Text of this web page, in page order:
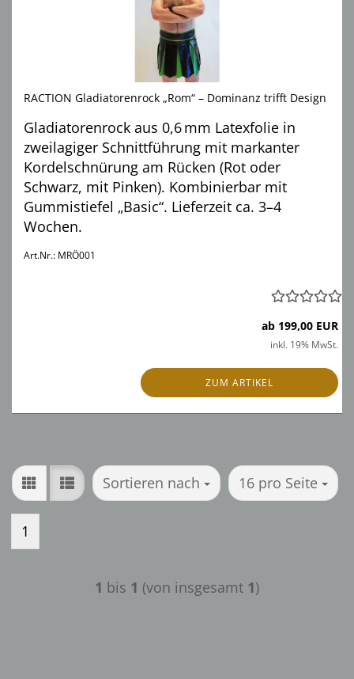
RACTION Gladiatorenrock „Rom“ – Dominanz trifft Design
Gladiatorenrock aus 0,6 mm Latexfolie in
zweilagiger Schnittführung mit markanter
Kordelschnürung am Rücken (Rot oder
Schwarz, mit Pinken). Kombinierbar mit
Gummistiefel „Basic“. Lieferzeit ca. 3–4
Wochen.
Art.Nr.: MRÖ001
ab 199,00 EUR
inkl. 19% MwSt.
ZUM ARTIKEL
Sortieren nach
Sortieren nach 16 pro Seite
pro Seite
1
1 bis 1 (von insgesamt 1)